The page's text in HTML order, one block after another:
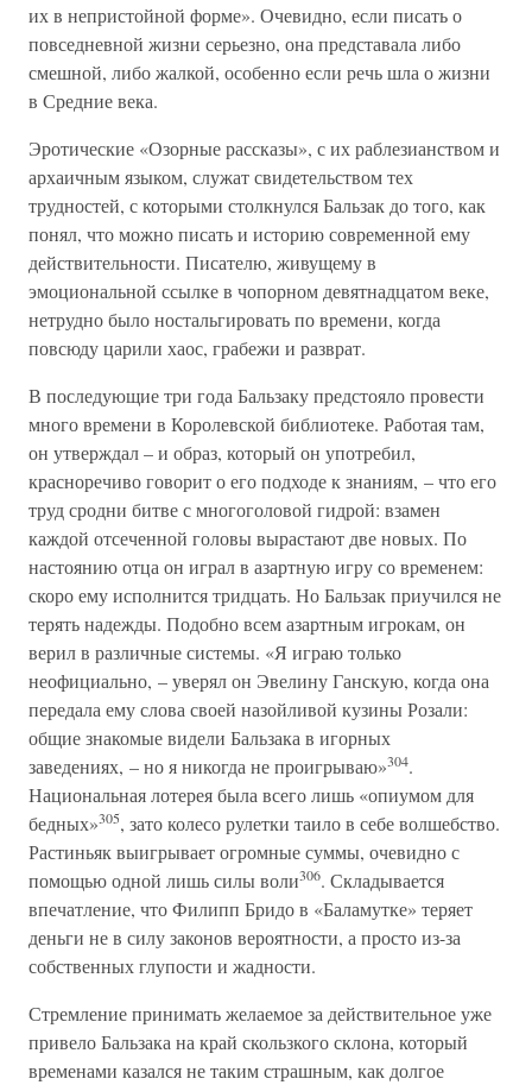
их в непристойной форме». Очевидно, если писать о
повседневной жизни серьезно, она представала либо
смешной, либо жалкой, особенно если речь шла о жизни
в Средние века.
Эротические «Озорные рассказы», с их раблезианством и
архаичным языком, служат свидетельством тех
трудностей, с которыми столкнулся Бальзак до того, как
понял, что можно писать и историю современной ему
действительности. Писателю, живущему в
эмоциональной ссылке в чопорном девятнадцатом веке,
нетрудно было ностальгировать по времени, когда
повсюду царили хаос, грабежи и разврат.
В последующие три года Бальзаку предстояло провести
много времени в Королевской библиотеке. Работая там,
он утверждал – и образ, который он употребил,
красноречиво говорит о его подходе к знаниям, – что его
труд сродни битве с многоголовой гидрой: взамен
каждой отсеченной головы вырастают две новых. По
настоянию отца он играл в азартную игру со временем:
скоро ему исполнится тридцать. Но Бальзак приучился не
терять надежды. Подобно всем азартным игрокам, он
верил в различные системы. «Я играю только
неофициально, – уверял он Эвелину Ганскую, когда она
передала ему слова своей назойливой кузины Розали:
общие знакомые видели Бальзака в игорных
заведениях, – но я никогда не проигрываю»304.
Национальная лотерея была всего лишь «опиумом для
бедных»305, зато колесо рулетки таило в себе волшебство.
Растиньяк выигрывает огромные суммы, очевидно с
помощью одной лишь силы воли306. Складывается
впечатление, что Филипп Бридо в «Баламутке» теряет
деньги не в силу законов вероятности, а просто из-за
собственных глупости и жадности.
Стремление принимать желаемое за действительное уже
привело Бальзака на край скользкого склона, который
временами казался не таким страшным, как долгое